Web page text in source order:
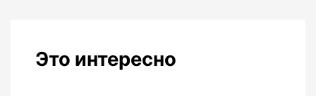
Это интересно